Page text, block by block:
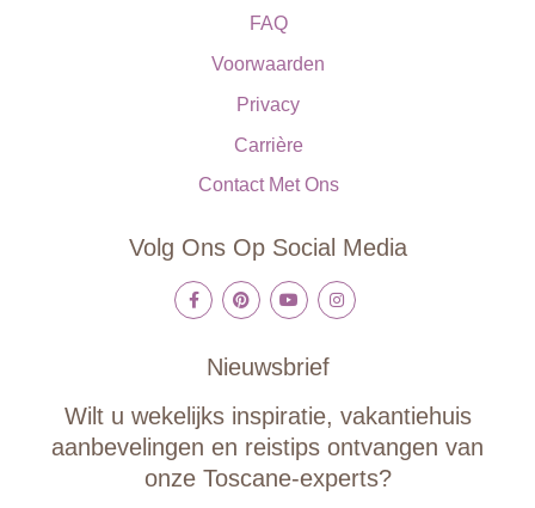
FAQ
Voorwaarden
Privacy
Carrière
Contact Met Ons
Volg Ons Op Social Media
Nieuwsbrief
Wilt u wekelijks inspiratie, vakantiehuis
aanbevelingen en reistips ontvangen van
onze Toscane-experts?